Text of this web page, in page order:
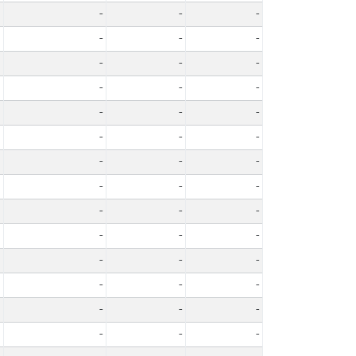
- -
-
- -
-
- -
-
- -
-
- -
-
- -
-
- -
-
- -
-
- -
-
- -
-
- -
-
- -
-
- -
-
- -
-